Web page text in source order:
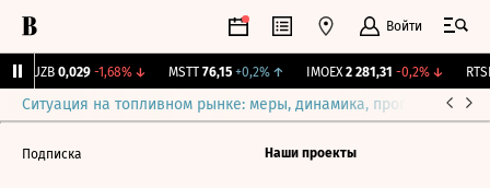
Войти
KUZB 0,029 -1,68%↓ MSTT 76,15 +0,2%↑ IMOEX 2 281,31 -0,2%↓ RTSI
Ситуация на топливном рынке: меры, динамика, прогнозы
Подписка Наши проекты